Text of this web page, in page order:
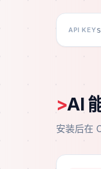
API KEY
>AI
安装后在